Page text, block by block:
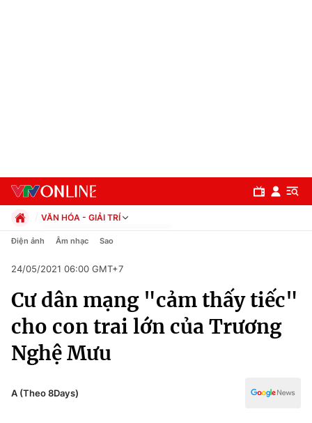
Chuyên mục
Chính trị
Xã hội
Pháp luật
VĂN HÓA - GIẢI TRÍ
Chính trị
Pháp luật
Kinh tế
Thể thao
Truyền hình
Văn hóa - Giải trí
Y tế
Công nghệ
Điện ảnh Âm nhạc Sao
24/05/2021 06:00 GMT+7
Cư dân mạng "cảm thấy tiếc"
cho con trai lớn của Trương
Nghệ Mưu
A (Theo 8Days)